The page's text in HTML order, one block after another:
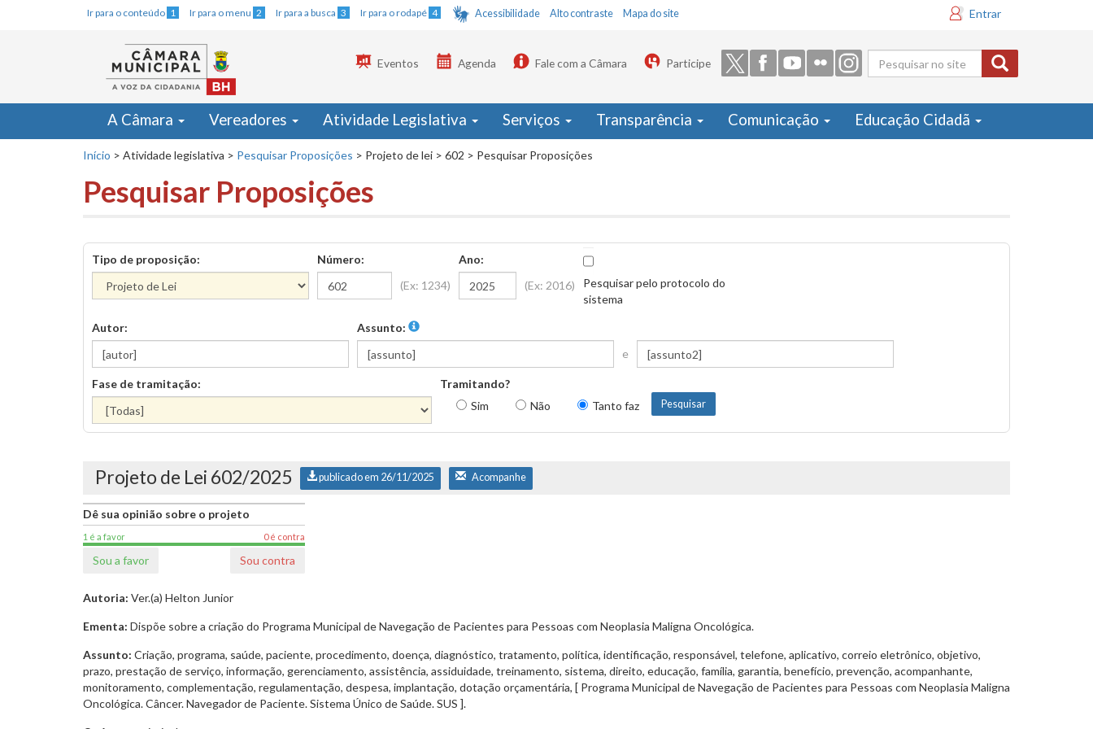
Ir para o conteúdo 1 Ir para o menu 2 Ir para a busca 3 Ir para o rodapé 4 Acessibilidade Alto contraste Mapa do site Entrar
Formulário
de busca
Eventos Agenda Fale com a Câmara Participe
A Câmara Vereadores Atividade Legislativa Serviços Transparência Comunicação Educação Cidadã
Início > Atividade legislativa > Pesquisar Proposições > Projeto de lei > 602 > Pesquisar Proposições
Pesquisar Proposições
Tipo de proposição:
Número:
(Ex: 1234)
Ano:
(Ex: 2016)
Pesquisar pelo protocolo do
sistema
Autor:
Assunto:
e
Fase de tramitação:
Tramitando?
Sim
Não Tanto faz
Projeto de Lei 602/2025 publicado em 26/11/2025 Acompanhe
Dê sua opinião sobre o projeto
1 é a favor 0 é contra
Sou a favor Sou contra
Autoria: Ver.(a) Helton Junior
Ementa: Dispõe sobre a criação do Programa Municipal de Navegação de Pacientes para Pessoas com Neoplasia Maligna Oncológica.
Assunto: Criação, programa, saúde, paciente, procedimento, doença, diagnóstico, tratamento, política, identificação, responsável, telefone, aplicativo, correio eletrônico, objetivo,
prazo, prestação de serviço, informação, gerenciamento, assistência, assiduidade, treinamento, sistema, direito, educação, família, garantia, benefício, prevenção, acompanhante,
monitoramento, complementação, regulamentação, despesa, implantação, dotação orçamentária, [ Programa Municipal de Navegação de Pacientes para Pessoas com Neoplasia Maligna
Oncológica. Câncer. Navegador de Paciente. Sistema Único de Saúde. SUS ].